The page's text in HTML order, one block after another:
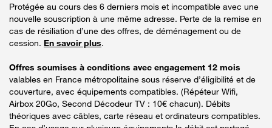
Protégée au cours des 6 derniers mois et incompatible avec une
nouvelle souscription à une même adresse. Perte de la remise en
cas de résiliation d’une des offres, de déménagement ou de
cession. En savoir plus.
Offres soumises à conditions avec engagement 12 mois
valables en France métropolitaine sous réserve d’éligibilité et de
couverture, avec équipements compatibles. (Répéteur Wifi,
Airbox 20Go, Second Décodeur TV : 10€ chacun). Débits
théoriques avec câbles, carte réseau et ordinateurs compatibles.